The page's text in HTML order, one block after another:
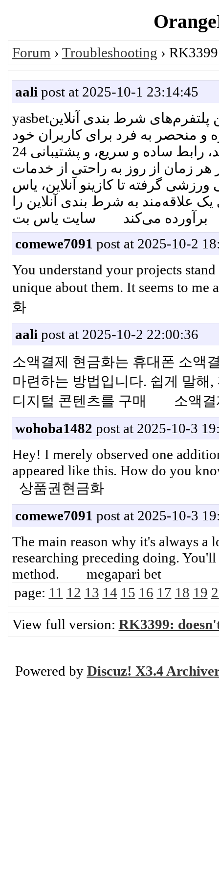
Forum › Troubleshooting ›
aali post at 2025-10-1 23:14:45
yasbetسایت یاس بت یکی از بهترین و محبوب‌ترین پلتفرم‌های شرط بندی آنلاین
منحصر به فرد برای کاربران خود
فراهم کند. این سایت با طراحی کاربرپسند، رابط ساده و سریع، و پشتیبانی 24
زمان از روز به راحتی از خدمات
گرفته تا کازینو آنلاین، یاس
علاقه‌مند به شرط بندی آنلاین را
برآورده می‌کند سایت یاس بت
comewe7091 post at 2025-10-2
You understand your projects
unique about them. It seems to
화
aali post at 2025-10-2 22:00:36
소액결제 현금화는 휴대폰 소액
마련하는 방법입니다. 쉽게 말해
디지털 콘텐츠를 구매 소액결
wohoba1482 post at 2025-10-3
Hey! I merely observed one
appeared like this. How do you
상품권현금화
comewe7091 post at 2025-10-3
The main reason why it's always a
researching preceding doing.
method. megapari bet
page: 11 12 13 14 15 16 17 18 19
View full version: RK3399:
Powered by Discuz! X3.4